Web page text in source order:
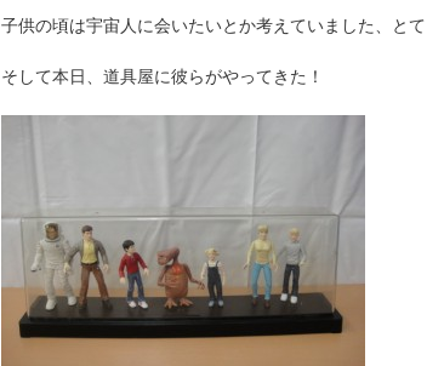
子供の頃は宇宙人に会いたいとか考えていました、とて
そして本日、道具屋に彼らがやってきた！